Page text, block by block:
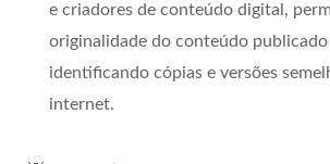
e criadores de conteúdo digital,
originalidade do conteúdo
identificando cópias e versões
internet.